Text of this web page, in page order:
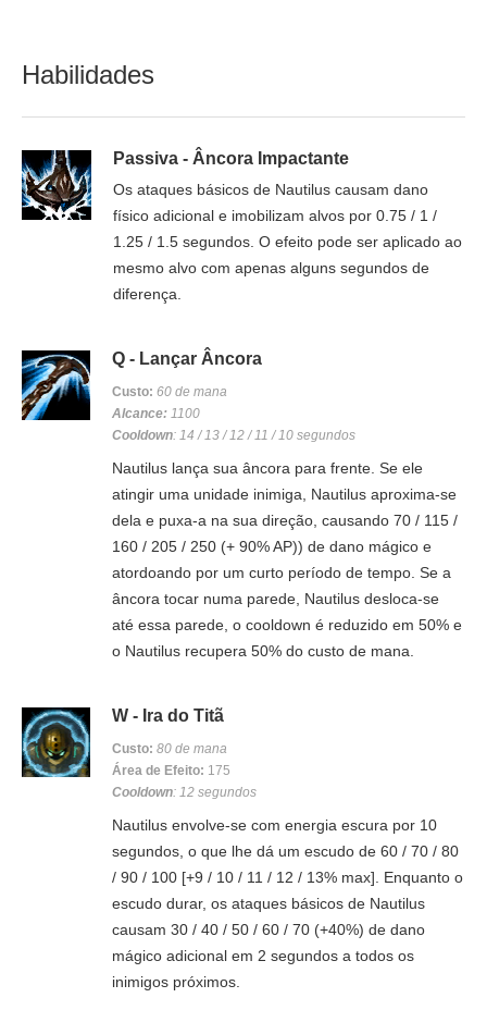
Habilidades
Passiva - Âncora Impactante
Os ataques básicos de Nautilus causam dano
físico adicional e imobilizam alvos por 0.75 / 1 /
1.25 / 1.5 segundos. O efeito pode ser aplicado ao
mesmo alvo com apenas alguns segundos de
diferença.
Q - Lançar Âncora
Custo:60 de mana
Alcance:1100
Cooldown: 14 / 13 / 12 / 11 / 10 segundos
Nautilus lança sua âncora para frente. Se ele
atingir uma unidade inimiga, Nautilus aproxima-se
dela e puxa-a na sua direção, causando 70 / 115 /
160 / 205 / 250 (+ 90% AP)) de dano mágico e
atordoando por um curto período de tempo. Se a
âncora tocar numa parede, Nautilus desloca-se
até essa parede, o cooldown é reduzido em 50% e
o Nautilus recupera 50% do custo de mana.
W - Ira do Titã
Custo:80 de mana
Área de Efeito: 175
Cooldown: 12 segundos
Nautilus envolve-se com energia escura por 10
segundos, o que lhe dá um escudo de 60 / 70 / 80
/ 90 / 100 [+9 / 10 / 11 / 12 / 13% max]. Enquanto o
escudo durar, os ataques básicos de Nautilus
causam 30 / 40 / 50 / 60 / 70 (+40%) de dano
mágico adicional em 2 segundos a todos os
inimigos próximos.